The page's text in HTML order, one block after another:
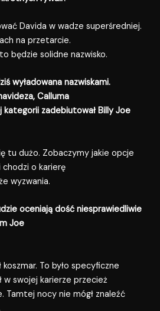
Davida w wadze superśredniej.
na przetarcie.
będzie solidne nazwisko.
wyładowana nazwiskami.
Calluma
zadebiutował Billy Joe
tu dużo. Zobaczymy jakie opcje
chodzi o karierę
wyzwania.
oceniają dość niesprawiedliwie
Joe
To było specyficzne
w swojej karierze przecież
Tamtej nocy nie mógł znaleźć